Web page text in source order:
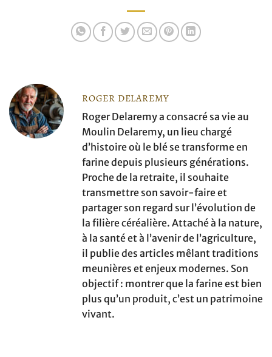
ROGER DELAREMY
Roger Delaremy a consacré sa vie au
Moulin Delaremy, un lieu chargé
d’histoire où le blé se transforme en
farine depuis plusieurs générations.
Proche de la retraite, il souhaite
transmettre son savoir-faire et
partager son regard sur l’évolution de
la filière céréalière. Attaché à la nature,
à la santé et à l’avenir de l’agriculture,
il publie des articles mêlant traditions
meunières et enjeux modernes. Son
objectif : montrer que la farine est bien
plus qu’un produit, c’est un patrimoine
vivant.